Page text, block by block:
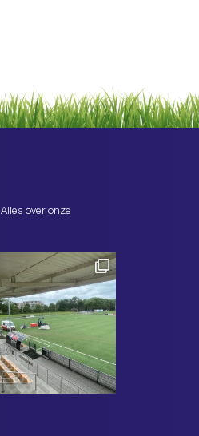
Alles over onze